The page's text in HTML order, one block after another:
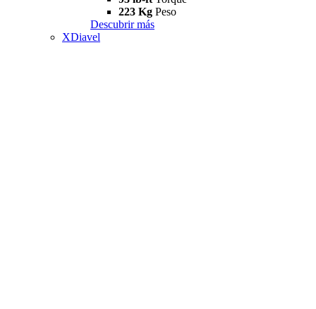
223 Kg Peso
Descubrir más
XDiavel